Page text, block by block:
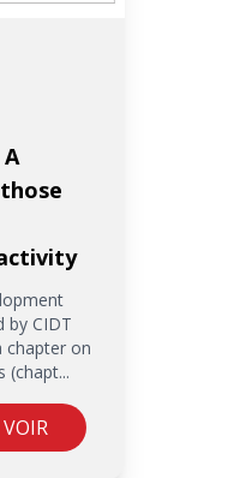
by CIDT
chapter on
(chapt...
VOIR